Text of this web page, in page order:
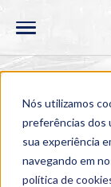
Nós utilizamos
preferências dos
sua experiência
navegando em
política de
Home > Cursos >
em Medicina